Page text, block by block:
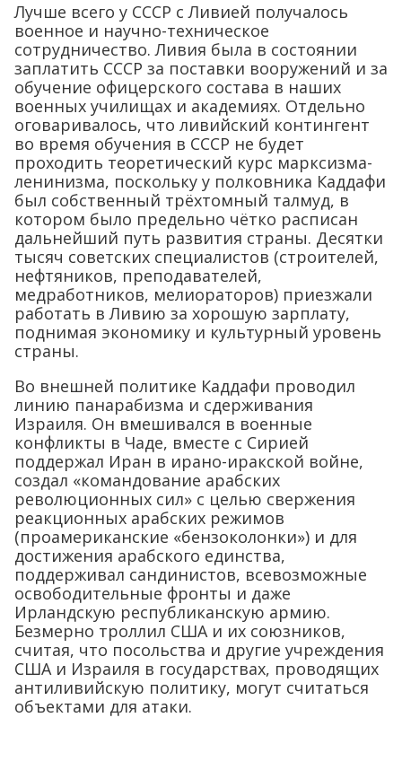
Лучше всего у СССР с Ливией получалось
военное и научно-техническое
сотрудничество. Ливия была в состоянии
заплатить СССР за поставки вооружений и за
обучение офицерского состава в наших
военных училищах и академиях. Отдельно
оговаривалось, что ливийский контингент
во время обучения в СССР не будет
проходить теоретический курс марксизма-
ленинизма, поскольку у полковника Каддафи
был собственный трёхтомный талмуд, в
котором было предельно чётко расписан
дальнейший путь развития страны. Десятки
тысяч советских специалистов (строителей,
нефтяников, преподавателей,
медработников, мелиораторов) приезжали
работать в Ливию за хорошую зарплату,
поднимая экономику и культурный уровень
страны.
Во внешней политике Каддафи проводил
линию панарабизма и сдерживания
Израиля. Он вмешивался в военные
конфликты в Чаде, вместе с Сирией
поддержал Иран в ирано-иракской войне,
создал «командование арабских
революционных сил» с целью свержения
реакционных арабских режимов
(проамериканские «бензоколонки») и для
достижения арабского единства,
поддерживал сандинистов, всевозможные
освободительные фронты и даже
Ирландскую республиканскую армию.
Безмерно троллил США и их союзников,
считая, что посольства и другие учреждения
США и Израиля в государствах, проводящих
антиливийскую политику, могут считаться
объектами для атаки.